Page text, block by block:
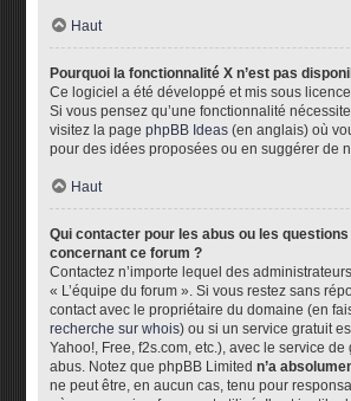
Haut
Pourquoi la fonctionnalité X n’est pas
Ce logiciel a été développé et mis sous
Si vous pensez qu’une fonctionnalité
visitez la pagephpBB Ideas (en anglais) où
pour des idées proposées ou en suggérer de
Haut
Qui contacter pour les abus ou les questions
concernant ce forum ?
Contactez n’importe lequel des
« L’équipe du forum ». Si vous restez sans
contact avec le propriétaire du domaine (en
recherche sur whois) ou si un service gratuit
Yahoo!, Free, f2s.com, etc.), avec le service
abus. Notez que phpBB Limitedn’a
ne peut être, en aucun cas, tenu pour